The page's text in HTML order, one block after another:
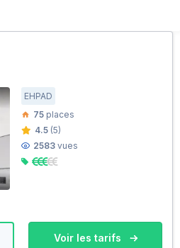
EHPAD
75 places
4.5 (5)
2583 vues
Voir les tarifs